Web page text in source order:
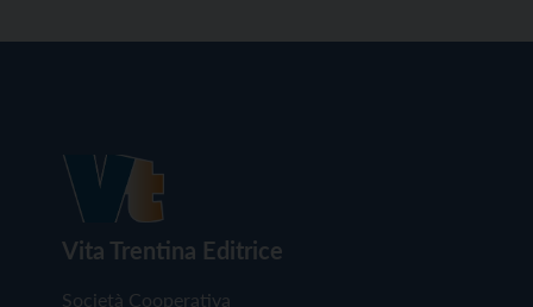
Vita Trentina Editrice
Società Cooperativa